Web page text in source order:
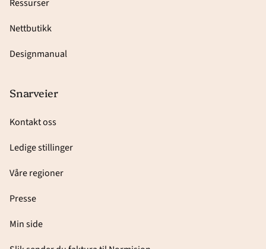
Ressurser
Nettbutikk
Designmanual
Snarveier
Kontakt oss
Ledige stillinger
Våre regioner
Presse
Min side